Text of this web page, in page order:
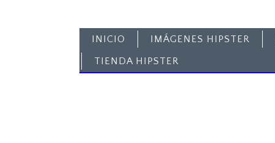
INICIO IMÁGENES HIPSTER
TIENDA HIPSTER